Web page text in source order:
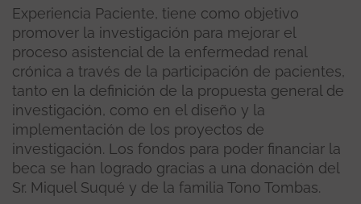
Experiencia Paciente, tiene como objetivo
promover la investigación para mejorar el
proceso asistencial de la enfermedad renal
crónica a través de la participación de pacientes,
tanto en la definición de la propuesta general de
investigación, como en el diseño y la
implementación de los proyectos de
investigación. Los fondos para poder financiar la
beca se han logrado gracias a una donación del
Sr. Miquel Suqué y de la familia Tono Tombas.